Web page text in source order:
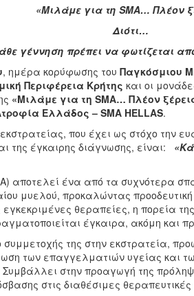
«Μιλάμε για τη SMA… Πλέον
Διότι…
γέννηση πρέπει να φωτίζεται
, ημέρα κορύφωσης του Παγκόσμιου
Περιφέρεια Κρήτης και οι
«Μιλάμε για τη SMA… Πλέον
Ελλάδος – SMA HELLAS.
που έχει ως στόχο την
της έγκαιρης διάγνωσης, είναι:
αποτελεί ένα από τα συχνότερα
μυελού, προκαλώντας
θεραπείες, η πορεία
έγκαιρα, ακόμη και
της στην εκστρατεία,
των επαγγελματιών υγείας και
στην προαγωγή της
στις διαθέσιμες